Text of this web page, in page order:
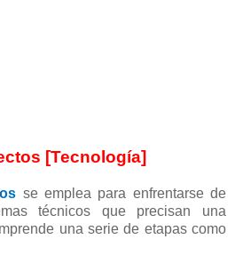
[Tecnología]
se emplea para enfrentarse de
técnicos que precisan una
una serie de etapas como